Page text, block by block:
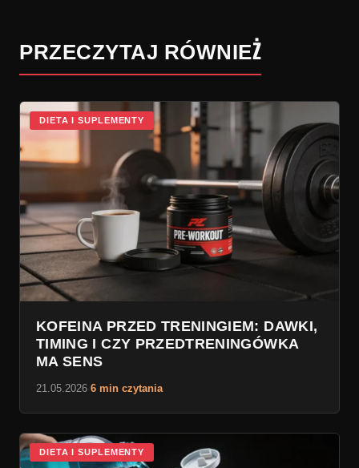
PRZECZYTAJ RÓWNIEŻ
DIETA I SUPLEMENTY
KOFEINA PRZED TRENINGIEM: DAWKI,
TIMING I CZY PRZEDTRENINGÓWKA
MA SENS
21.05.2026 6 min czytania
DIETA I SUPLEMENTY